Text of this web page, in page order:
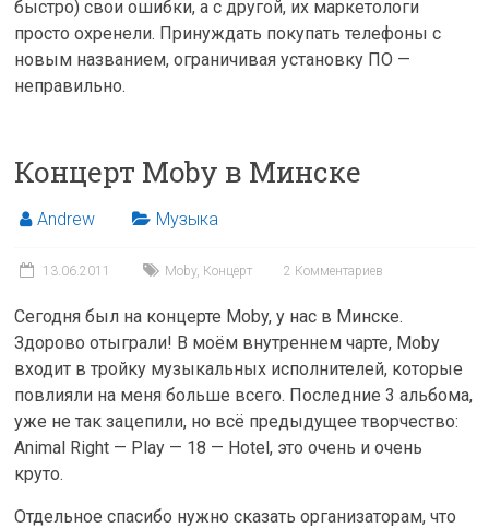
быстро) свои ошибки, а с другой, их маркетологи
просто охренели. Принуждать покупать телефоны с
новым названием, ограничивая установку ПО —
неправильно.
Концерт Moby в Минске
Andrew Музыка
13.06.2011 Moby, Концерт 2 Комментариев
Сегодня был на концерте Moby, у нас в Минске.
Здорово отыграли! В моём внутреннем чарте, Moby
входит в тройку музыкальных исполнителей, которые
повлияли на меня больше всего. Последние 3 альбома,
уже не так зацепили, но всё предыдущее творчество:
Animal Right — Play — 18 — Hotel, это очень и очень
круто.
Отдельное спасибо нужно сказать организаторам, что